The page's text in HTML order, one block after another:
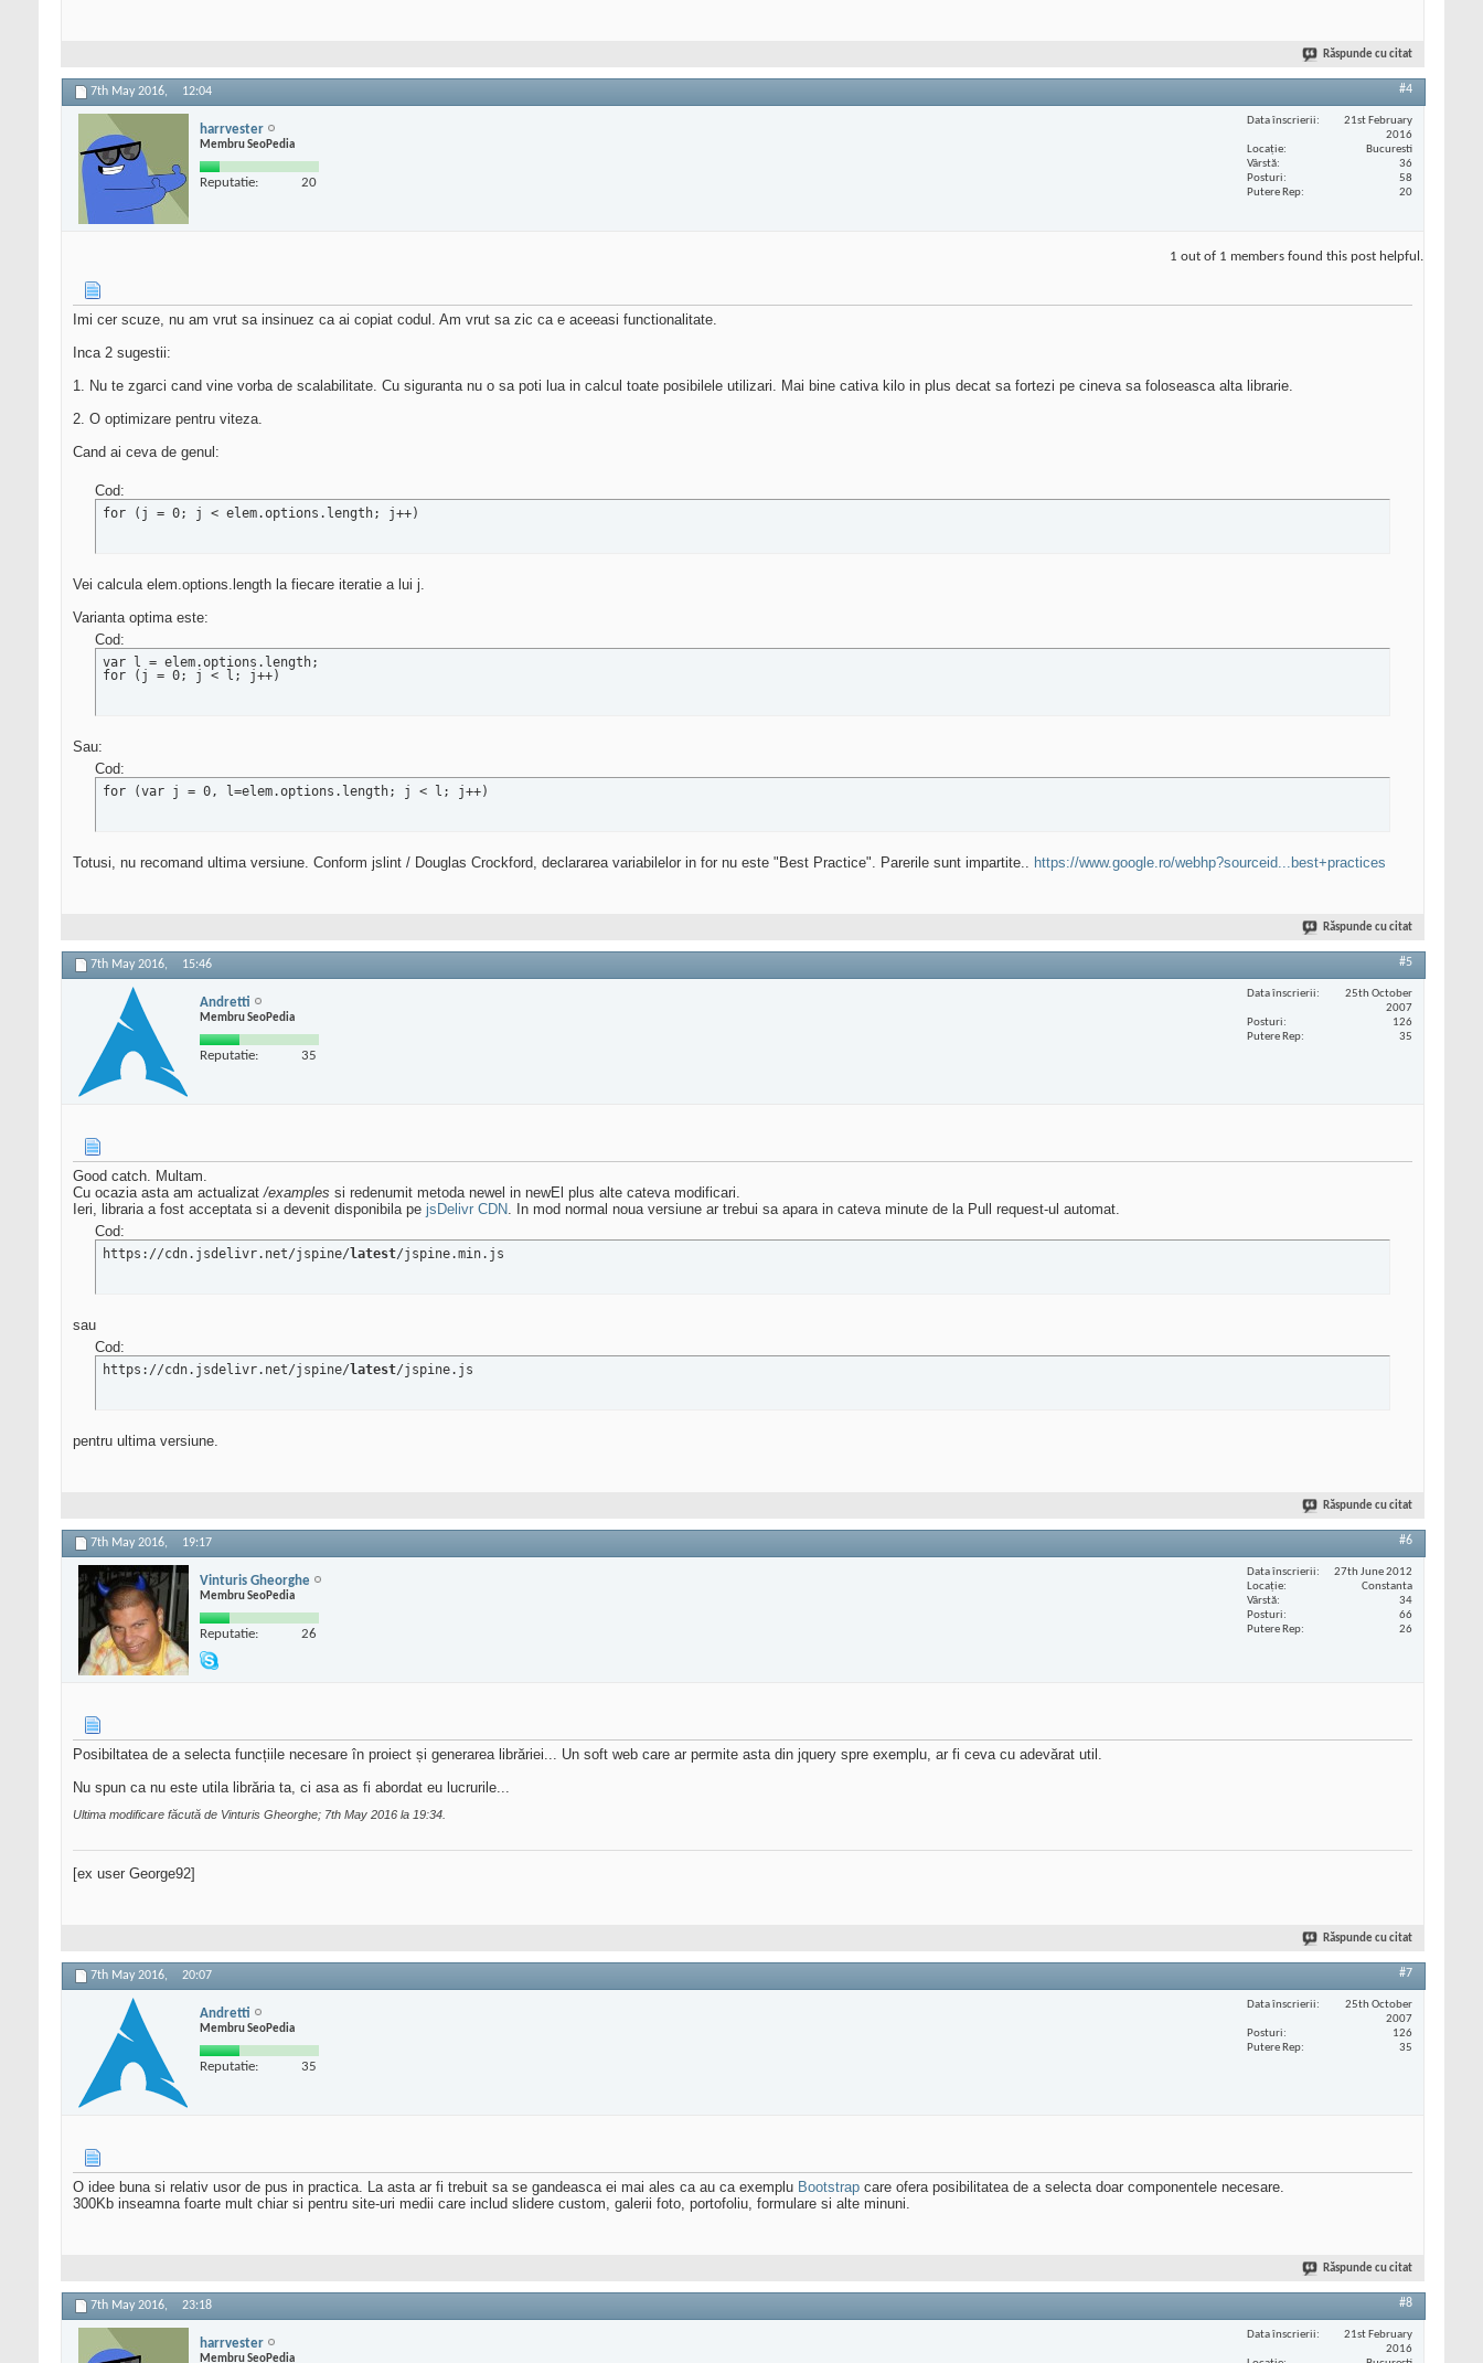
Răspunde cu citat
7th May 2016, 12:04 #4
harrvester
Membru SeoPedia
Reputatie: 20
Data înscrierii
21st February
2016
Locaţie
Bucuresti
Vârstă
36
Posturi
58
Putere Rep
20
1 out of 1 members found this post helpful.
Imi cer scuze, nu am vrut sa insinuez ca ai copiat codul. Am vrut sa zic ca e aceeasi functionalitate.
Inca 2 sugestii:
1. Nu te zgarci cand vine vorba de scalabilitate. Cu siguranta nu o sa poti lua in calcul toate posibilele utilizari. Mai bine cativa kilo in plus decat sa fortezi pe cineva sa foloseasca alta librarie.
2. O optimizare pentru viteza.
Cand ai ceva de genul:
Cod:
for (j = 0; j < elem.options.length; j++)
Vei calcula elem.options.length la fiecare iteratie a lui j.
Varianta optima este:
Cod:
var l = elem.options.length;
for (j = 0; j < l; j++)
Sau:
Cod:
for (var j = 0, l=elem.options.length; j < l; j++)
Totusi, nu recomand ultima versiune. Conform jslint / Douglas Crockford, declararea variabilelor in for nu este "Best Practice". Parerile sunt impartite.. https://www.google.ro/webhp?sourceid...best+practices
Răspunde cu citat
7th May 2016, 15:46 #5
Andretti
Membru SeoPedia
Reputatie: 35
Data înscrierii
25th October
2007
Posturi
126
Putere Rep
35
Good catch. Multam.
Cu ocazia asta am actualizat/examples si redenumit metoda newel in newEl plus alte cateva modificari.
Ieri, libraria a fost acceptata si a devenit disponibila pe jsDelivr CDN. In mod normal noua versiune ar trebui sa apara in cateva minute de la Pull request-ul automat.
Cod:
https://cdn.jsdelivr.net/jspine/latest/jspine.min.js
sau
Cod:
https://cdn.jsdelivr.net/jspine/latest/jspine.js
pentru ultima versiune.
Răspunde cu citat
7th May 2016, 19:17 #6
Vinturis Gheorghe
Membru SeoPedia
Reputatie: 26
Data înscrierii
27th June 2012
Locaţie
Constanta
Vârstă
34
Posturi
66
Putere Rep
26
Posibiltatea de a selecta funcțiile necesare în proiect și generarea librăriei... Un soft web care ar permite asta din jquery spre exemplu, ar fi ceva cu adevărat util.
Nu spun ca nu este utila librăria ta, ci asa as fi abordat eu lucrurile...
Ultima modificare făcută de Vinturis Gheorghe; 7th May 2016 la 19:34
[ex user George92]
Răspunde cu citat
7th May 2016, 20:07 #7
Andretti
Membru SeoPedia
Reputatie: 35
Data înscrierii
25th October
2007
Posturi
126
Putere Rep
35
O idee buna si relativ usor de pus in practica. La asta ar fi trebuit sa se gandeasca ei mai ales ca au ca exemplu Bootstrap care ofera posibilitatea de a selecta doar componentele necesare.
300Kb inseamna foarte mult chiar si pentru site-uri medii care includ slidere custom, galerii foto, portofoliu, formulare si alte minuni.
Răspunde cu citat
7th May 2016, 23:18 #8
harrvester
Membru SeoPedia
Data înscrierii
21st February
2016